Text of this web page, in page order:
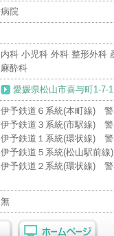
病院
内科 小児科 外科 整形外科
麻酔科
愛媛県松山市喜与町1-7-1
伊予鉄道６系統(本町線)
伊予鉄道３系統(市駅線)
伊予鉄道１系統(環状線)
伊予鉄道５系統(松山駅前
伊予鉄道２系統(環状線)
無